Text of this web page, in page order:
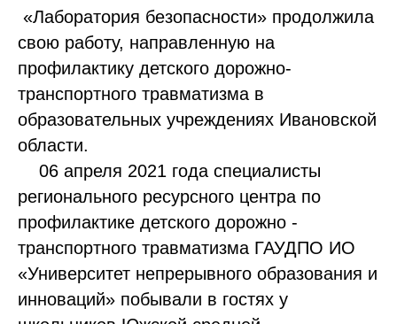
«Лаборатория безопасности» продолжила
свою работу, направленную на
профилактику детского дорожно-
транспортного травматизма в
образовательных учреждениях Ивановской
области.
06 апреля 2021 года специалисты
регионального ресурсного центра по
профилактике детского дорожно -
транспортного травматизма ГАУДПО ИО
«Университет непрерывного образования и
инноваций» побывали в гостях у